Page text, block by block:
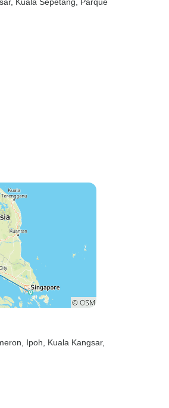
, Ipoh , Kuala Kangsar,